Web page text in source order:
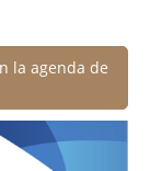
la agenda de